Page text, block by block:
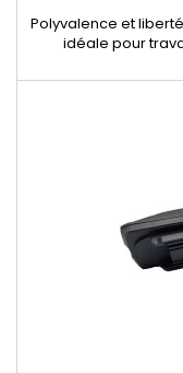
Polyvalence et
idéale pour
ou sur chantier.